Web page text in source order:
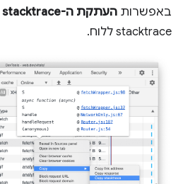
באפשרות העתקת ה-stacktrace
stacktrace ללוח.